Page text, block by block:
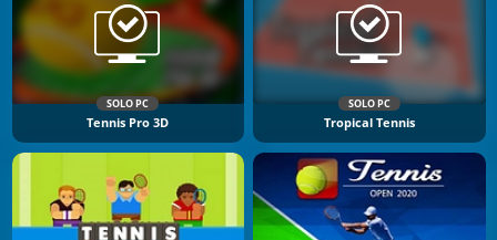
SOLO PC
Tennis Pro 3D
SOLO PC
Tropical Tennis